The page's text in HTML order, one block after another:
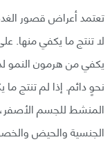
تعتمد أعراض قصور
لا تنتج ما يكفي منها.
يكفي من هرمون النمو
نحوٍ دائم. إذا لم تنتج
المنشط للجسم
الجنسية والحيض